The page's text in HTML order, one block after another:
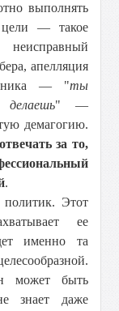
выполнять
цели — такое
неисправный
апелляция
— "ты
" —
демагогию.
за то,
.
Этот
ее
именно та
может быть
знает даже